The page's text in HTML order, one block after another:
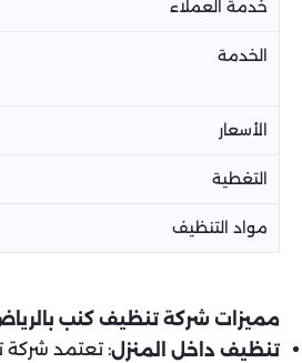
خدمة العملاء
الخدمة
الأسعار
التغطية
مواد التنظيف
مميزات شركة تنظيف كنب
تنظيف داخل المنزل: تعتمد شركة